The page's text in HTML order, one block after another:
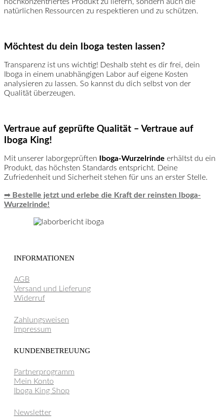
natürlichen Ressourcen zu respektieren und zu schützen.
Möchtest du dein Iboga testen lassen?
Transparenz ist uns wichtig! Deshalb steht es dir frei, dein
Iboga in einem unabhängigen Labor auf eigene Kosten
analysieren zu lassen. So kannst du dich selbst von der
Qualität überzeugen.
Vertraue auf geprüfte Qualität – Vertraue auf
Iboga King!
Mit unserer laborgeprüften Iboga-Wurzelrinde erhältst du ein
Produkt, das höchsten Standards entspricht. Deine
Zufriedenheit und Sicherheit stehen für uns an erster Stelle.
➡ Bestelle jetzt und erlebe die Kraft der reinsten Iboga-
Wurzelrinde!
INFORMATIONEN
AGB
Versand und Lieferung
Widerruf
Zahlungsweisen
Impressum
KUNDENBETREUUNG
Partnerprogramm
Mein Konto
Iboga King Shop
Newsletter